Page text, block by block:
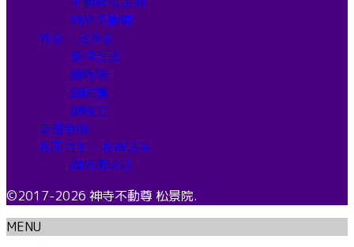
納め不動尊
祈る・授かる
参拝方法
御祈祷
御供養
御縁日
交通手段
お問合せ・お申込み
御祈祷申込
©2017-2026 神寺不動尊 松景院.
MENU